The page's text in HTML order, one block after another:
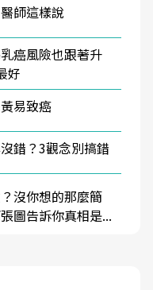
師這樣說
癌風險也跟著升
好
易致癌
錯？3觀念別搞錯
沒你想的那麼簡
圖告訴你真相是...